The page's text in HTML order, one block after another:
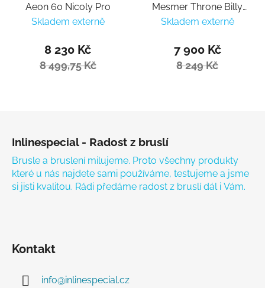
Aeon 60 Nicoly Pro
Skladem externě
8 230 Kč
8 499,75 Kč
Mesmer Throne Billy
O`Neill
Skladem externě
7 900 Kč
8 249 Kč
Inlinespecial - Radost z bruslí
Brusle a bruslení milujeme. Proto všechny produkty
které u nás najdete sami používáme, testujeme a jsme
si jisti kvalitou. Rádi předáme radost z bruslí dál i Vám.
Kontakt
info@inlinespecial.cz